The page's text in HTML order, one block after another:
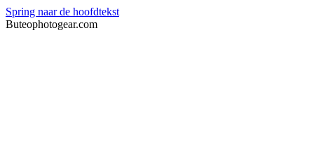
Spring naar de hoofdtekst
Buteophotogear.com